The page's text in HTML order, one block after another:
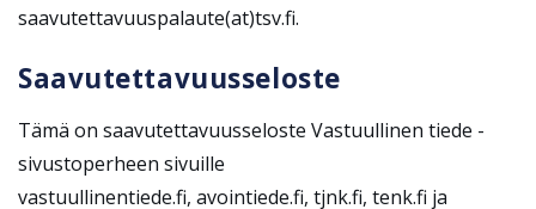
saavutettavuuspalaute(at)tsv.fi.
Saavutettavuusseloste
Tämä on saavutettavuusseloste Vastuullinen tiede -
sivustoperheen sivuille
vastuullinentiede.fi, avointiede.fi, tjnk.fi, tenk.fi ja